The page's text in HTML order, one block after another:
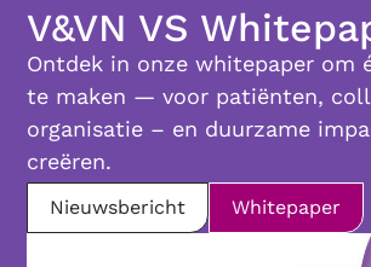
V&VN VS
Ontdek in onze whitepaper om
te maken — voor patiënten,
organisatie – en duurzame
creëren.
Nieuwsbericht Whitepaper